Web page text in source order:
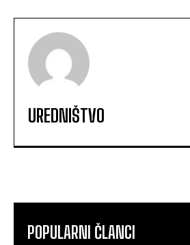
UREDNIŠTVO
POPULARNI ČLANCI